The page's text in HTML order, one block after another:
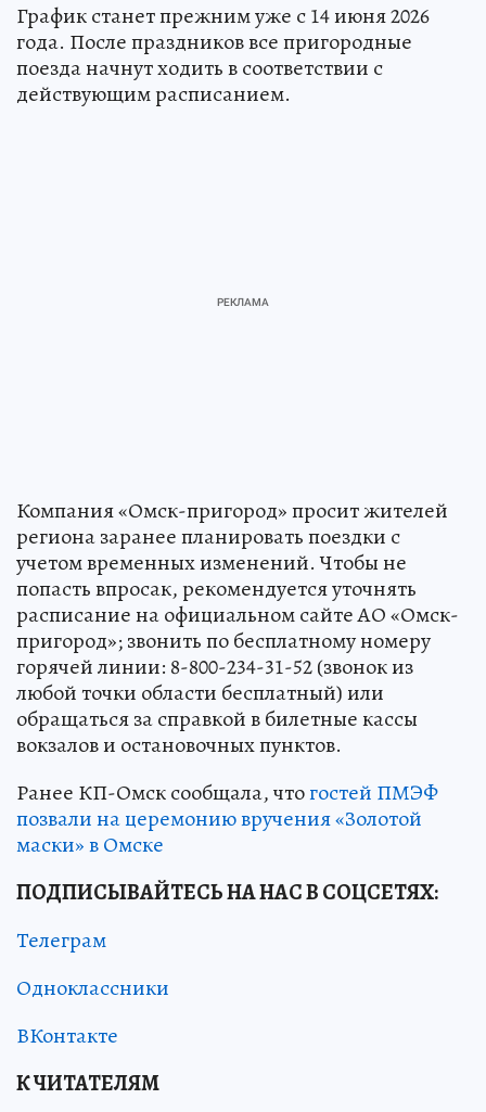
График станет прежним уже с 14 июня 2026
года. После праздников все пригородные
поезда начнут ходить в соответствии с
действующим расписанием.
Компания «Омск-пригород» просит жителей
региона заранее планировать поездки с
учетом временных изменений. Чтобы не
попасть впросак, рекомендуется уточнять
расписание на официальном сайте АО «Омск-
пригород»; звонить по бесплатному номеру
горячей линии: 8-800-234-31-52 (звонок из
любой точки области бесплатный) или
обращаться за справкой в билетные кассы
вокзалов и остановочных пунктов.
Ранее КП-Омск сообщала, чтогостей ПМЭФ
позвали на церемонию вручения «Золотой
маски» в Омске
ПОДПИСЫВАЙТЕСЬ НА НАС В СОЦСЕТЯХ:
Телеграм
Одноклассники
ВКонтакте
К ЧИТАТЕЛЯМ